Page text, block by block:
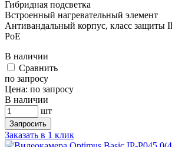
Гибридная подсветка
Встроенный нагревательный элемент
Антивандальный корпус, класс защиты
PoE
В наличии
Cравнить
по запросу
Цена: по запросу
В наличии
шт
Запросить
Заказать в 1 клик